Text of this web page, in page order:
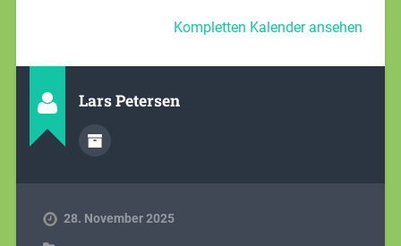
Kompletten Kalender ansehen
Lars Petersen
28. November 2025